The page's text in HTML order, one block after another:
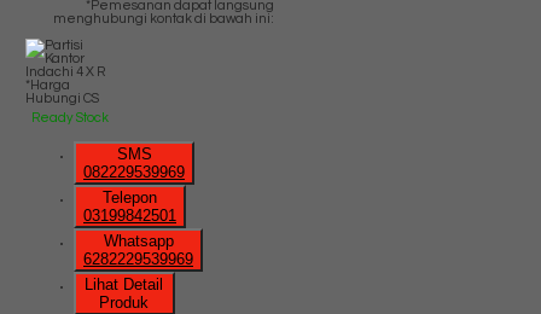
*Pemesanan dapat langsung
menghubungi kontak di bawah ini:
*Harga
Hubungi CS
Ready Stock
SMS
082229539969
Telepon
03199842501
Whatsapp
6282229539969
Lihat Detail
Produk